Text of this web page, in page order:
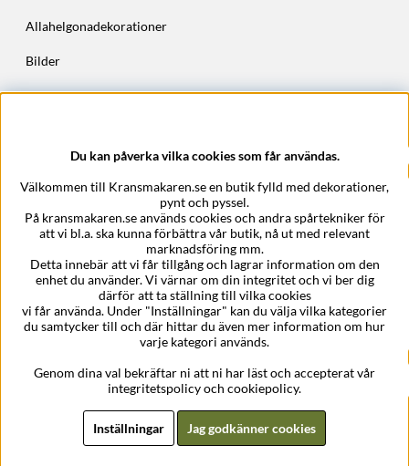
Allahelgonadekorationer
Bilder
Höstkransar
Epost:support@kransmakaren.se
Du kan påverka vilka cookies som får användas.
Välkommen till Kransmakaren.se en butik fylld med dekorationer,
pynt och pyssel.
På kransmakaren.se används cookies och andra spårtekniker för
att vi bl.a. ska kunna förbättra vår butik, nå ut med relevant
marknadsföring mm.
Detta innebär att vi får tillgång och lagrar information om den
enhet du använder. Vi värnar om din integritet och vi ber dig
därför att ta ställning till vilka cookies
vi får använda. Under "Inställningar" kan du välja vilka kategorier
du samtycker till och där hittar du även mer information om hur
varje kategori används.
Genom dina val bekräftar ni att ni har läst och accepterat vår
integritetspolicy och cookiepolicy.
Inställningar Jag godkänner cookies